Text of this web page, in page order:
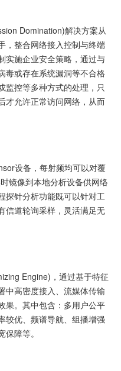
Domination)解决方案从
，整合网络接入控制与终端
实施企业安全策略，通过与
毒或存在系统漏洞等不合格
监控等多种方式的处理，只
才允许正常访问网络，从而
设备，每射频均可以对覆
镜像到本地分析设备供网络
探针分析功能既可以针对工
信道轮询采样，灵活满足无
Engine)，通过基于特征
中高密度接入、流媒体传输
果。其中包含：多用户公平
较优、频谱导航、组播增强
障等。